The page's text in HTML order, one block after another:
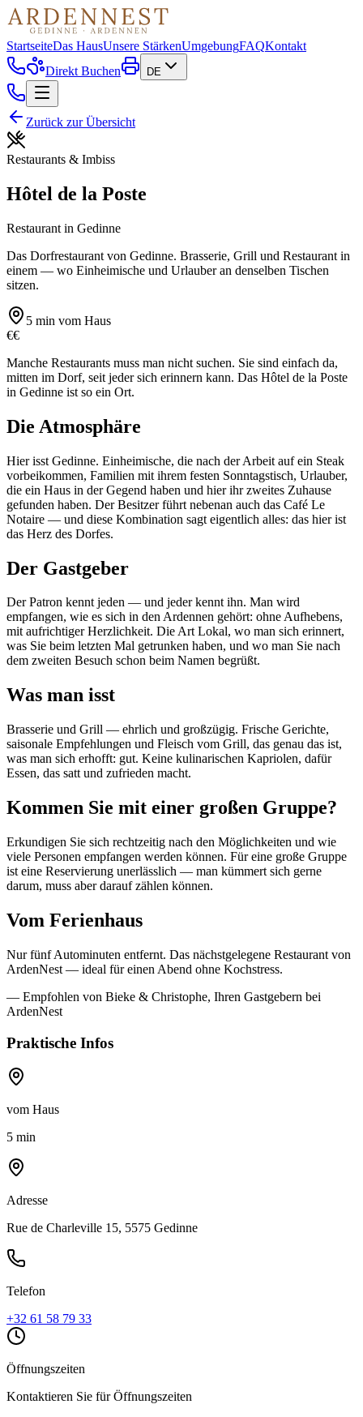
StartseiteDas HausUnsere StärkenUmgebungFAQKontakt
Direkt Buchen
DE
Zurück zur Übersicht
Restaurants & Imbiss
Hôtel de la Poste
Restaurant in Gedinne
Das Dorfrestaurant von Gedinne. Brasserie, Grill und Restaurant in
einem — wo Einheimische und Urlauber an denselben Tischen
sitzen.
5 min vom Haus
€€
Manche Restaurants muss man nicht suchen. Sie sind einfach da,
mitten im Dorf, seit jeder sich erinnern kann. Das Hôtel de la Poste
in Gedinne ist so ein Ort.
Die Atmosphäre
Hier isst Gedinne. Einheimische, die nach der Arbeit auf ein Steak
vorbeikommen, Familien mit ihrem festen Sonntagstisch, Urlauber,
die ein Haus in der Gegend haben und hier ihr zweites Zuhause
gefunden haben. Der Besitzer führt nebenan auch das Café Le
Notaire — und diese Kombination sagt eigentlich alles: das hier ist
das Herz des Dorfes.
Der Gastgeber
Der Patron kennt jeden — und jeder kennt ihn. Man wird
empfangen, wie es sich in den Ardennen gehört: ohne Aufhebens,
mit aufrichtiger Herzlichkeit. Die Art Lokal, wo man sich erinnert,
was Sie beim letzten Mal getrunken haben, und wo man Sie nach
dem zweiten Besuch schon beim Namen begrüßt.
Was man isst
Brasserie und Grill — ehrlich und großzügig. Frische Gerichte,
saisonale Empfehlungen und Fleisch vom Grill, das genau das ist,
was man sich erhofft: gut. Keine kulinarischen Kapriolen, dafür
Essen, das satt und zufrieden macht.
Kommen Sie mit einer großen Gruppe?
Erkundigen Sie sich rechtzeitig nach den Möglichkeiten und wie
viele Personen empfangen werden können. Für eine große Gruppe
ist eine Reservierung unerlässlich — man kümmert sich gerne
darum, muss aber darauf zählen können.
Vom Ferienhaus
Nur fünf Autominuten entfernt. Das nächstgelegene Restaurant von
ArdenNest — ideal für einen Abend ohne Kochstress.
— Empfohlen von Bieke & Christophe, Ihren Gastgebern bei
ArdenNest
Praktische Infos
vom Haus
5 min
Adresse
Rue de Charleville 15, 5575 Gedinne
Telefon
+32 61 58 79 33
Öffnungszeiten
Kontaktieren Sie für Öffnungszeiten